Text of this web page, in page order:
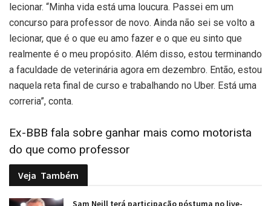
lecionar. “Minha vida está uma loucura. Passei em um
concurso para professor de novo. Ainda não sei se volto a
lecionar, que é o que eu amo fazer e o que eu sinto que
realmente é o meu propósito. Além disso, estou terminando
a faculdade de veterinária agora em dezembro. Então, estou
naquela reta final de curso e trabalhando no Uber. Está uma
correria”, conta.
Ex-BBB fala sobre ganhar mais como motorista
do que como professor
Veja Também
Sam Neill terá participação póstuma no live-